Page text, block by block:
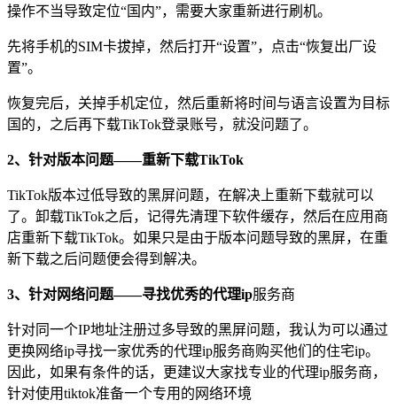
操作不当导致定位“国内”，需要大家重新进行刷机。
先将手机的SIM卡拔掉，然后打开“设置”，点击“恢复出厂设
置”。
恢复完后，关掉手机定位，然后重新将时间与语言设置为目标
国的，之后再下载TikTok登录账号，就没问题了。
2、针对版本问题——重新下载TikTok
TikTok版本过低导致的黑屏问题，在解决上重新下载就可以
了。卸载TikTok之后，记得先清理下软件缓存，然后在应用商
店重新下载TikTok。如果只是由于版本问题导致的黑屏，在重
新下载之后问题便会得到解决。
3、针对网络问题——寻找优秀的代理ip服务商
针对同一个IP地址注册过多导致的黑屏问题，我认为可以通过
更换网络ip寻找一家优秀的代理ip服务商购买他们的住宅ip。
因此，如果有条件的话，更建议大家找专业的代理ip服务商，
针对使用tiktok准备一个专用的网络环境